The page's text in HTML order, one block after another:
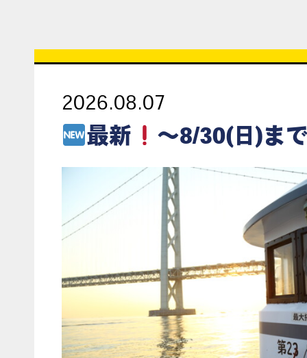
2026.08.07
最新 ～8/30(日)ま